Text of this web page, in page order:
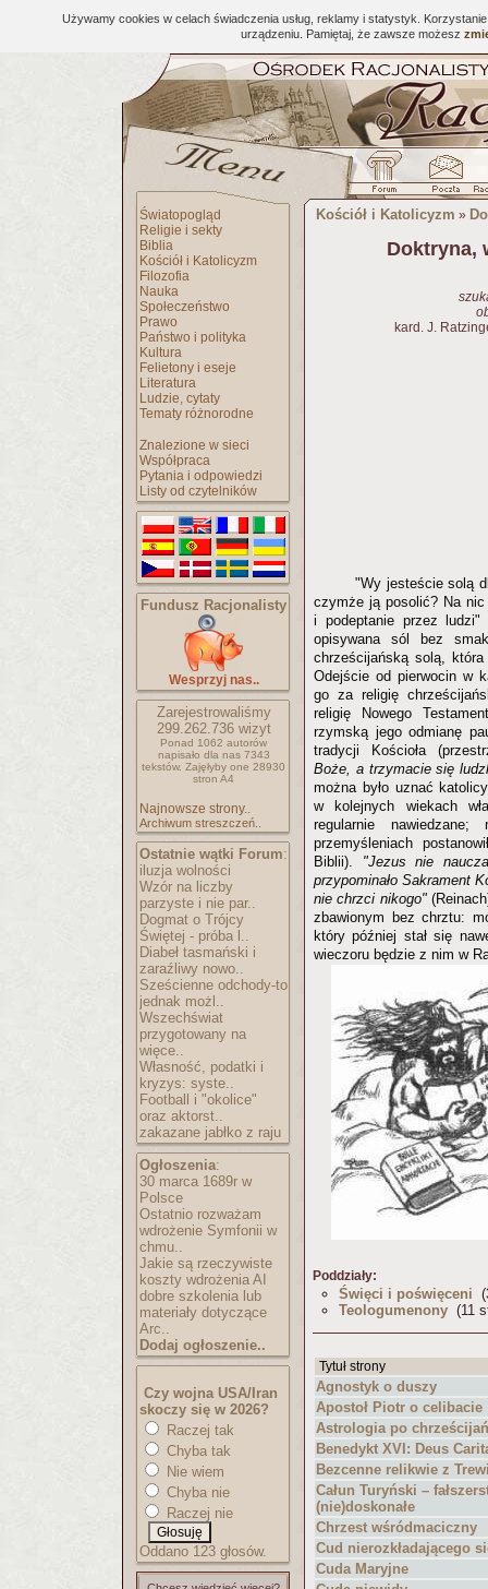
Używamy cookies w celach świadczenia usług, reklamy i statystyk.
urządzeniu. Pamiętaj, że zawsze możesz
Światopogląd
Religie i sekty
Biblia
Kościół i Katolicyzm
Filozofia
Nauka
Społeczeństwo
Prawo
Państwo i polityka
Kultura
Felietony i eseje
Literatura
Ludzie, cytaty
Tematy różnorodne
Znalezione w sieci
Współpraca
Pytania i odpowiedzi
Listy od czytelników
Fundusz Racjonalisty
Wesprzyj nas..
Zarejestrowaliśmy
299.262.736wizyt
Ponad 1062 autorów
napisało dla nas 7343
tekstów. Zajęłyby one 28930
stron A4
Najnowsze strony..
Archiwum streszczeń..
Ostatnie wątki Forum:
iluzja wolności
Wzór na liczby
parzyste i nie par..
Dogmat o Trójcy
Świętej - próba l..
Diabeł tasmański i
zaraźliwy nowo..
Sześcienne odchody-to
jednak możl..
Wszechświat
przygotowany na
więce..
Własność, podatki i
kryzys: syste..
Football i "okolice"
oraz aktorst..
zakazane jabłko z raju
Ogłoszenia:
30 marca 1689r w
Polsce
Ostatnio rozważam
wdrożenie Symfonii w
chmu..
Jakie są rzeczywiste
koszty wdrożenia AI
dobre szkolenia lub
materiały dotyczące
Arc..
Dodaj ogłoszenie..
Czy wojna USA/Iran
skoczy się w 2026?
Raczej tak
Chyba tak
Nie wiem
Chyba nie
Raczej nie
Oddano 123 głosów.
Kościół i Katolicyzm »
Doktryna,
kard. J.
"Wy jesteście solą
czymże ją posolić? Na
i podeptanie przez
opisywana sól bez
chrześcijańską solą, która
Odejście od pierwocin w
go za religię
religię Nowego
rzymską jego odmianę
tradycji Kościoła
Boże, a trzymacie się
można było uznać
w kolejnych wiekach
regularnie
przemyśleniach
Biblii). "Jezus nie
przypominało Sakrament
nie chrzci nikogo"
zbawionym bez chrztu:
który później stał się
wieczoru będzie z nim w
Poddziały:
Święci i poświęceni
Teologumenony (11
Tytuł strony
Agnostyk o duszy
Apostoł Piotr o celibacie
Astrologia po
Benedykt XVI: Deus
Bezcenne relikwie z
Całun Turyński –
(nie)doskonałe
Chrzest wśródmaciczny
Cud nierozkładającego
Cuda Maryjne